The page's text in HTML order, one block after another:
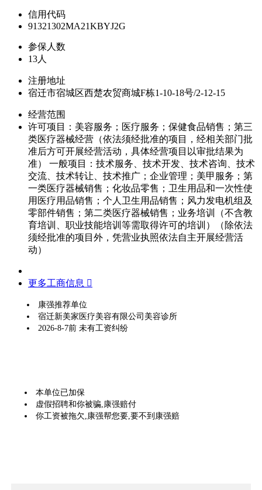
信用代码
91321302MA21KBYJ2G
参保人数
13人
注册地址
宿迁市宿城区西楚农贸商城F栋1-10-18号/2-12-15
经营范围
许可项目：美容服务；医疗服务；保健食品销售；第三
类医疗器械经营（依法须经批准的项目，经相关部门批
准后方可开展经营活动，具体经营项目以审批结果为
准） 一般项目：技术服务、技术开发、技术咨询、技术
交流、技术转让、技术推广；企业管理；美甲服务；第
一类医疗器械销售；化妆品零售；卫生用品和一次性使
用医疗用品销售；个人卫生用品销售；风力发电机组及
零部件销售；第二类医疗器械销售；业务培训（不含教
育培训、职业技能培训等需取得许可的培训）（除依法
须经批准的项目外，凭营业执照依法自主开展经营活
动）
更多工商信息 
康强推荐单位
宿迁新美家医疗美容有限公司美容诊所
2026-8-7前 未有工资纠纷
本单位已加保
虚假招聘和你被骗,康强赔付
你工资被拖欠,康强帮您要,要不到康强赔